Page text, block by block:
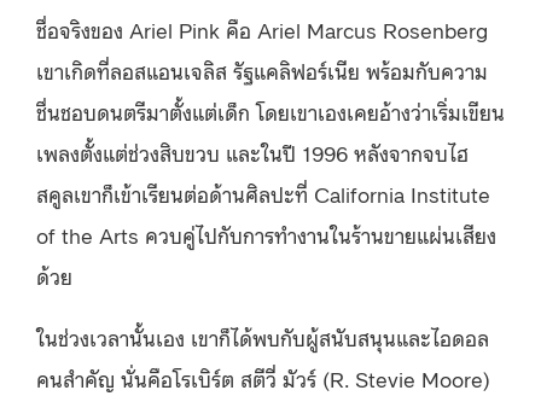
ชื่อจริงของ Ariel Pink คือ Ariel Marcus Rosenberg
เขาเกิดที่ลอสแอนเจลิส รัฐแคลิฟอร์เนีย พร้อมกับความ
ชื่นชอบดนตรีมาตั้งแต่เด็ก โดยเขาเองเคยอ้างว่าเริ่มเขียน
เพลงตั้งแต่ช่วงสิบขวบ และในปี 1996 หลังจากจบไฮ
สคูลเขาก็เข้าเรียนต่อด้านศิลปะที่ California Institute
of the Arts ควบคู่ไปกับการทำงานในร้านขายแผ่นเสียง
ด้วย
ในช่วงเวลานั้นเอง เขาก็ได้พบกับผู้สนับสนุนและไอดอล
คนสำคัญ นั่นคือโรเบิร์ต สตีวี่ มัวร์ (R. Stevie Moore)